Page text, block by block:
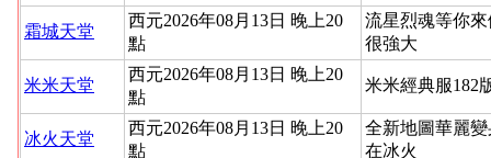
霜城天堂
西元2026年08月13日 晚上20
點
流星烈魂等你
很強大
米米天堂
西元2026年08月13日 晚上20
點
米米經典服182
冰火天堂
西元2026年08月13日 晚上20
點
全新地圖華麗
在冰火